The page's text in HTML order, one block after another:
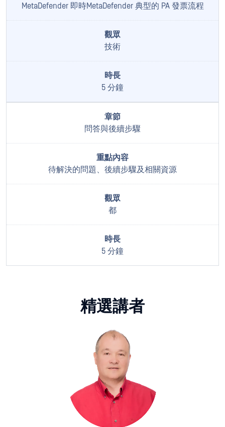
MetaDefender 即時MetaDefender 典型的 PA 發票流程
技術
5 分鐘
問答與後續步驟
待解決的問題、後續步驟及相關資源
都
5 分鐘
精選講者